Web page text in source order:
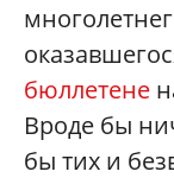
бюллетене
Вроде бы
бы тих и